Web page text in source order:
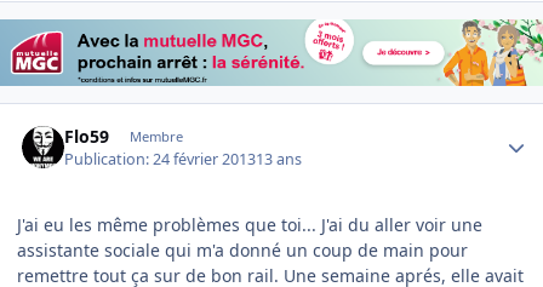
Flo59 Membre
Publication:24 février 201313 ans
J'ai eu les même problèmes que toi... J'ai du aller voir une
assistante sociale qui m'a donné un coup de main pour
remettre tout ça sur de bon rail. Une semaine aprés, elle avait